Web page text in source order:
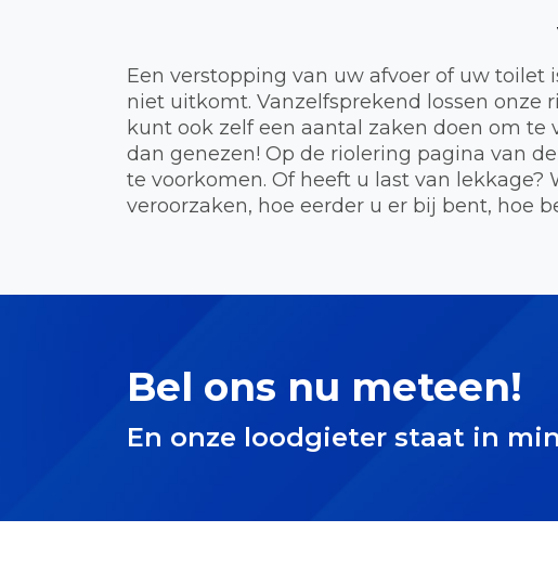
Een verstopping van uw afvoer of uw
niet uitkomt. Vanzelfsprekend lossen onze
kunt ook zelf een aantal zaken doen om
dan genezen! Op de riolering pagina van
te voorkomen. Of heeft u last van
veroorzaken, hoe eerder u er bij bent, hoe
Bel ons nu meteen!
En onze loodgieter staat in